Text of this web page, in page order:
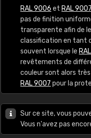
RAL 9006 et RAL 9007
pas de finition
transparente afin de
classification en tant
souvent lorsque le
revêtements de
couleur sont alors
RAL 9007 pour la
Sur ce site, vous
Vous n'avez pas